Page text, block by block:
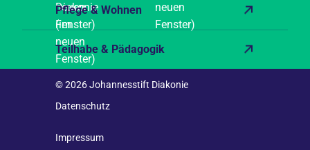
Pflege & Wohnen
Teilhabe & Pädagogik
© 2026 Johannesstift Diakonie
Datenschutz
Impressum